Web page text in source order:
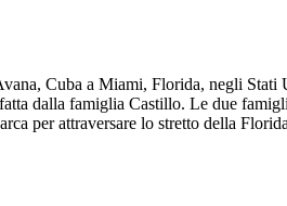
Cuba a Miami, Florida, negli Stati
dalla famiglia Castillo. Le due
per attraversare lo stretto della